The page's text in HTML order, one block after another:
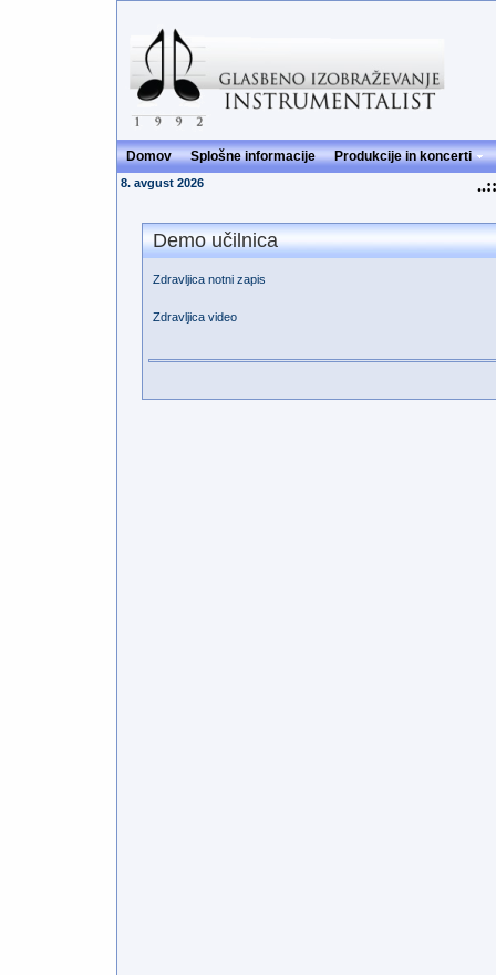
Domov Splošne informacije Produkcije in koncerti
8. avgust 2026 ..::
Demo učilnica
Zdravljica notni zapis
Zdravljica video